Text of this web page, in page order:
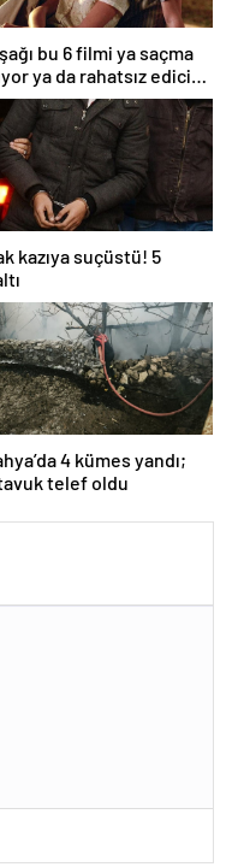
bu 6 filmi ya saçma
ya da rahatsız edici
kazıya suçüstü! 5
4 kümes yandı;
telef oldu